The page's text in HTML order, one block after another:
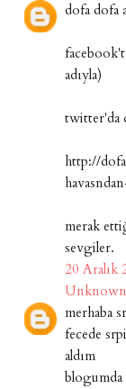
dofa dofa
adıyla)
twitter'da
http://
merak
sevgiler.
20 Aralık
Unknown
merhaba
fecede
aldım